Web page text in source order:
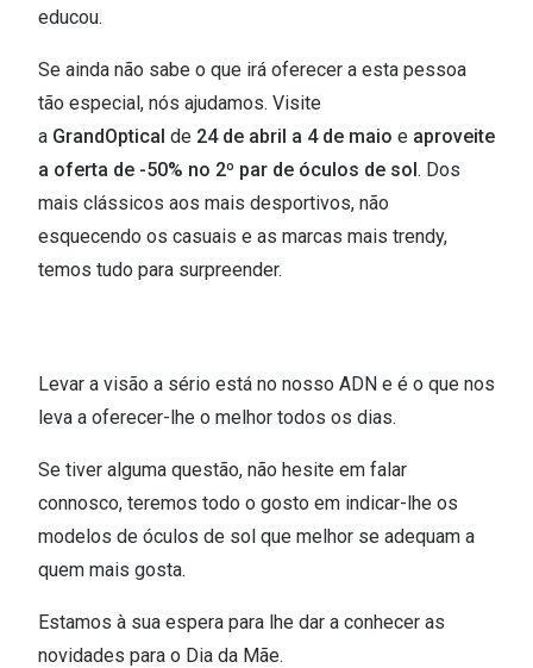
educou.
Se ainda não sabe o que irá oferecer a esta pessoa
tão especial, nós ajudamos. Visite
a GrandOptical de 24 de abril a 4 de maio e aproveite
a oferta de -50% no 2º par de óculos de sol. Dos
mais clássicos aos mais desportivos, não
esquecendo os casuais e as marcas mais trendy,
temos tudo para surpreender.
Levar a visão a sério está no nosso ADN e é o que nos
leva a oferecer-lhe o melhor todos os dias.
Se tiver alguma questão, não hesite em falar
connosco, teremos todo o gosto em indicar-lhe os
modelos de óculos de sol que melhor se adequam a
quem mais gosta.
Estamos à sua espera para lhe dar a conhecer as
novidades para o Dia da Mãe.